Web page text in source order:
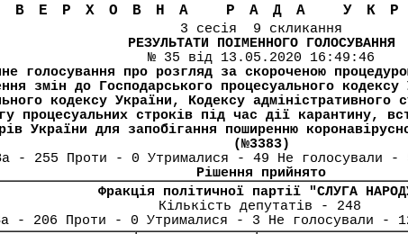
ВЕРХОВНА РАДА
3 сесія 9 скликання
РЕЗУЛЬТАТИ ПОІМЕННОГО ГОЛОСУВАННЯ
№ 35 від 13.05.2020 16:49:46
голосування про розгляд за скороченою
змін до Господарського процесуального
кодексу України, Кодексу адміністративного
процесуальних строків під час дії карантину,
України для запобігання поширенню
(№3383)
- 255 Проти - 0 Утрималися - 49 Не голосували -
Рішення прийнято
Фракція політичної партії "СЛУГА
Кількість депутатів - 248
- 206 Проти - 0 Утрималися - 3 Не голосували -